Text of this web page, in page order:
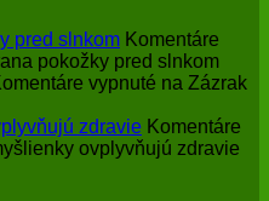
pred slnkom Komentáre
pokožky pred slnkom
vypnuté na Zázrak
zdravie Komentáre
ovplyvňujú zdravie